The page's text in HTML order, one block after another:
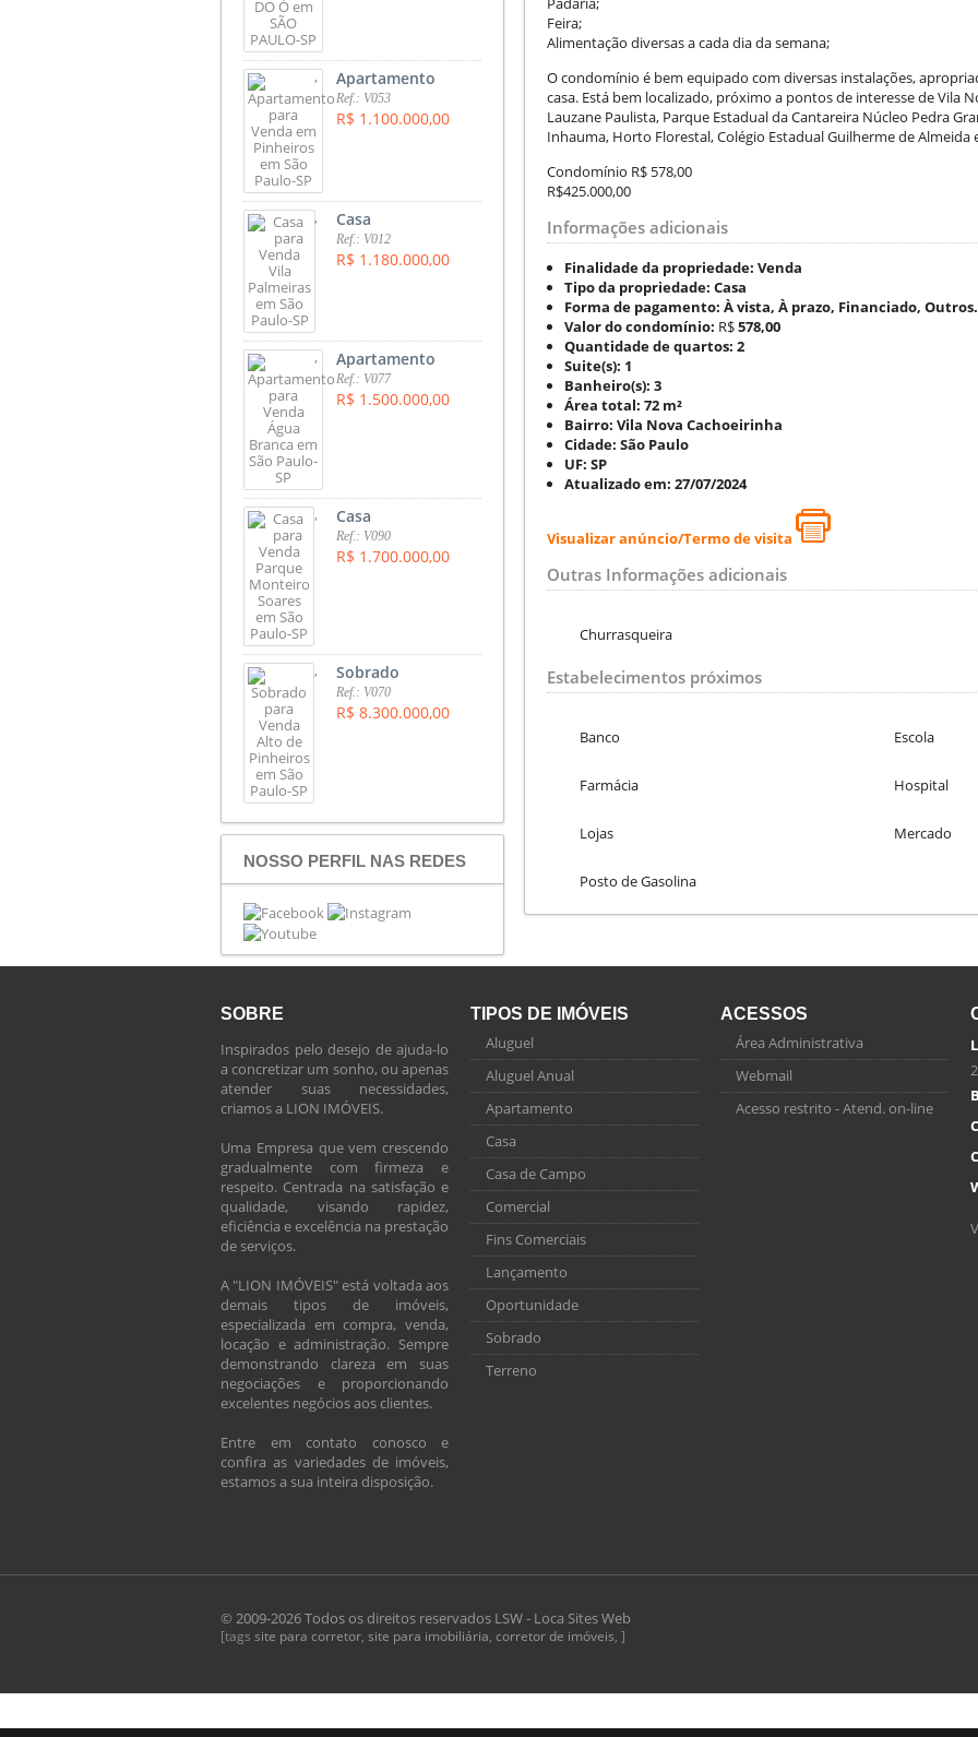
Feira;
Alimentação diversas a cada dia da semana;
O condomínio é bem equipado com diversas instalações,
casa. Está bem localizado, próximo a pontos de interesse de Vila
Lauzane Paulista, Parque Estadual da Cantareira Núcleo Pedra
Inhauma, Horto Florestal, Colégio Estadual Guilherme de Almeida
Condomínio R$ 578,00
R$425.000,00
Informações adicionais
Finalidade da propriedade: Venda
Tipo da propriedade: Casa
Forma de pagamento: À vista, À prazo, Financiado,
Valor do condomínio: R$578,00
Quantidade de quartos: 2
Suite(s): 1
Banheiro(s): 3
Área total: 72 m²
Bairro: Vila Nova Cachoeirinha
Cidade: São Paulo
UF: SP
Atualizado em: 27/07/2024
Visualizar anúncio/Termo de visita
Outras Informações adicionais
Churrasqueira
Estabelecimentos próximos
Banco Escola
Farmácia Hospital
Lojas Mercado
Posto de Gasolina
, Apartamento
Ref.: V053
R$ 1.100.000,00
, Casa
Ref.: V012
R$ 1.180.000,00
, Apartamento
Ref.: V077
R$ 1.500.000,00
, Casa
Ref.: V090
R$ 1.700.000,00
, Sobrado
Ref.: V070
R$ 8.300.000,00
NOSSO PERFIL NAS REDES
SOBRE
Inspirados pelo desejo de ajuda-lo
a concretizar um sonho, ou apenas
atender suas necessidades,
criamos a LION IMÓVEIS.
Uma Empresa que vem crescendo
gradualmente com firmeza e
respeito. Centrada na satisfação e
qualidade, visando rapidez,
eficiência e excelência na prestação
de serviços.
A "LION IMÓVEIS" está voltada aos
demais tipos de imóveis,
especializada em compra, venda,
locação e administração. Sempre
demonstrando clareza em suas
negociações e proporcionando
excelentes negócios aos clientes.
Entre em contato conosco e
confira as variedades de imóveis,
estamos a sua inteira disposição.
TIPOS DE IMÓVEIS
Aluguel
Aluguel Anual
Apartamento
Casa
Casa de Campo
Comercial
Fins Comerciais
Lançamento
Oportunidade
Sobrado
Terreno
ACESSOS
Área Administrativa
Webmail
Acesso restrito - Atend. on-line
© 2009-2026 Todos os direitos reservados LSW - Loca Sites Web
[tags site para corretor, site para imobiliária, corretor de imóveis, ]